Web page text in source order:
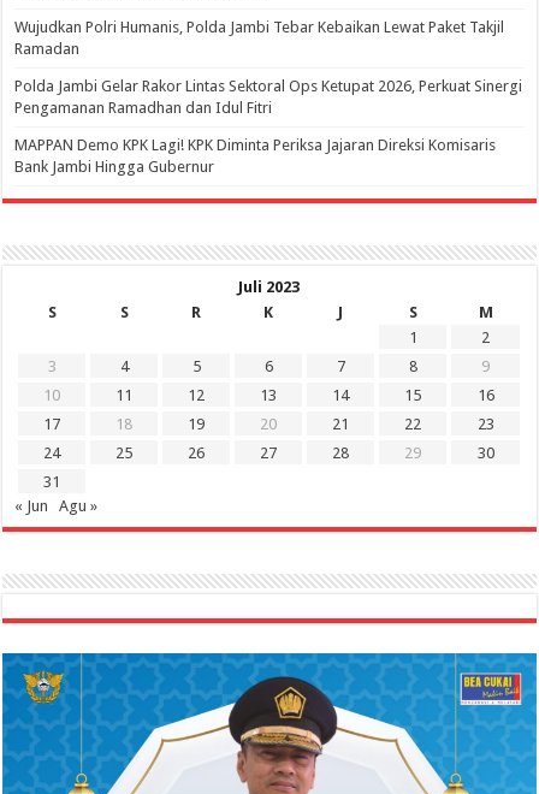
Wujudkan Polri Humanis, Polda Jambi Tebar Kebaikan Lewat Paket Takjil
Ramadan
Polda Jambi Gelar Rakor Lintas Sektoral Ops Ketupat 2026, Perkuat Sinergi
Pengamanan Ramadhan dan Idul Fitri
‎MAPPAN Demo KPK Lagi! KPK Diminta Periksa Jajaran Direksi Komisaris
Bank Jambi Hingga Gubernur ‎
Juli 2023
S
S R K J S
M
1
2
3
4 5 6 7 8
9
10
11 12 13 14 15
16
17
18 19 20 21 22
23
24
25 26 27 28 29
30
31
« Jun
Agu »